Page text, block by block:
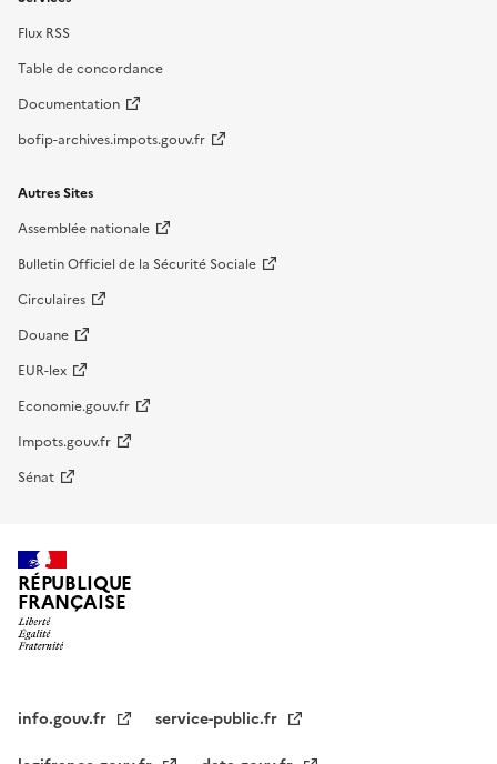
Flux RSS
Table de concordance
Documentation
bofip-archives.impots.gouv.fr
Autres Sites
Assemblée nationale
Bulletin Officiel de la Sécurité Sociale
Circulaires
Douane
EUR-lex
Economie.gouv.fr
Impots.gouv.fr
Sénat
RÉPUBLIQUE
FRANÇAISE
info.gouv.fr
service-public.fr